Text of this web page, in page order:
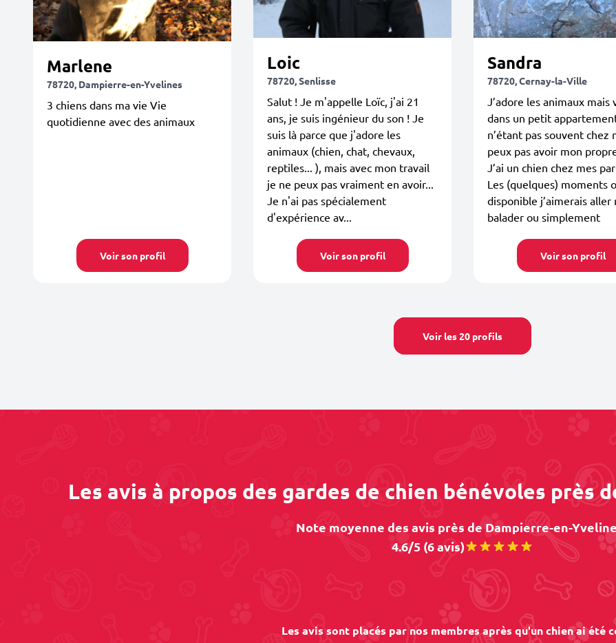
Marlene
78720, Dampierre-en-Yvelines
3 chiens dans ma vie Vie
quotidienne avec des animaux
Voir son profil
Loic
78720, Senlisse
Salut ! Je m'appelle Loïc, j'ai 21
ans, je suis ingénieur du son ! Je
suis là parce que j'adore les
animaux (chien, chat, chevaux,
reptiles... ), mais avec mon travail
je ne peux pas vraiment en avoir...
Je n'ai pas spécialement
d'expérience av...
Voir son profil
Sandra
78720, Cernay-la-Ville
J’adore les animaux mais
dans un petit
n’étant pas souvent chez
peux pas avoir mon
J’ai un chien chez mes
Les (quelques) moments
disponible j’aimerais aller
balader ou simplement
Voir son profil
Voir les 20 profils
Les avis à propos des gardes de chien bénévoles près
Note moyenne des avis près de Dampierre-en-
4.6/5 (6 avis)
Les avis sont placés par nos membres après qu'un chien ai été